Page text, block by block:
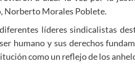
Norberto Morales Poblete.
líderes sindicalistas
humano y sus derechos
como un reflejo de los